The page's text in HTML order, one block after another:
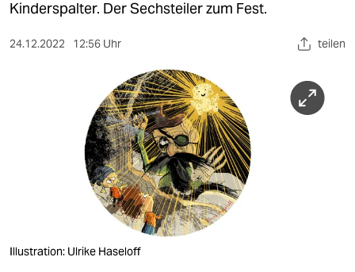
gesellschaft
Kinderspalter. Der Sechsteiler zum Fest.
24.12.2022 12:56 Uhr teilen
Illustration: Ulrike Haseloff